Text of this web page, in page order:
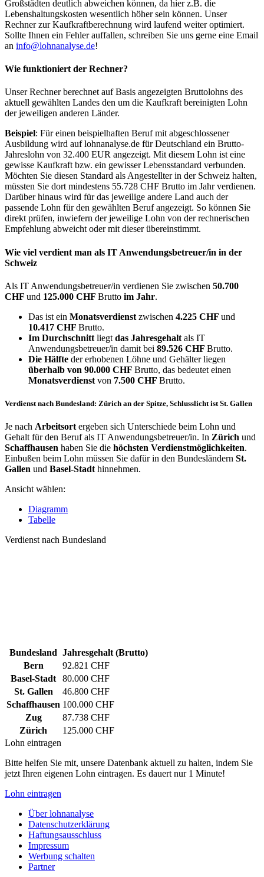
Großstädten deutlich abweichen können, da hier z.B. die
Lebenshaltungskosten wesentlich höher sein können. Unser
Rechner zur Kaufkraftberechnung wird laufend weiter optimiert.
Sollte Ihnen ein Fehler auffallen, schreiben Sie uns gerne eine Email
an info@lohnanalyse.de!
Wie funktioniert der Rechner?
Unser Rechner berechnet auf Basis angezeigten Bruttolohns des
aktuell gewählten Landes den um die Kaufkraft bereinigten Lohn
der jeweiligen anderen Länder.
Beispiel: Für einen beispielhaften Beruf mit abgeschlossener
Ausbildung wird auf lohnanalyse.de für Deutschland ein Brutto-
Jahreslohn von 32.400 EUR angezeigt. Mit diesem Lohn ist eine
gewisse Kaufkraft bzw. ein gewisser Lebensstandard verbunden.
Möchten Sie diesen Standard als Angestellter in der Schweiz halten,
müssten Sie dort mindestens 55.728 CHF Brutto im Jahr verdienen.
Darüber hinaus wird für das jeweilige andere Land auch der
passende Lohn für den gewählten Beruf angezeigt. So können Sie
direkt prüfen, inwiefern der jeweilige Lohn von der rechnerischen
Empfehlung abweicht oder mit dieser übereinstimmt.
Wie viel verdient man als IT Anwendungsbetreuer/in in der
Schweiz
Als IT Anwendungsbetreuer/in verdienen Sie zwischen 50.700
CHF und 125.000 CHF Brutto im Jahr.
Das ist ein Monatsverdienst zwischen 4.225 CHF und
10.417 CHF Brutto.
Im Durchschnitt liegt das Jahresgehalt als IT
Anwendungsbetreuer/in damit bei 89.526 CHF Brutto.
Die Hälfte der erhobenen Löhne und Gehälter liegen
überhalb von 90.000 CHF Brutto, das bedeutet einen
Monatsverdienst von 7.500 CHF Brutto.
Verdienst nach Bundesland: Zürich an der Spitze, Schlusslicht ist St. Gallen
Je nach Arbeitsort ergeben sich Unterschiede beim Lohn und
Gehalt für den Beruf als IT Anwendungsbetreuer/in. In Zürich und
Schaffhausen haben Sie die höchsten Verdienstmöglichkeiten.
Einbußen beim Lohn müssen Sie dafür in den Bundesländern St.
Gallen und Basel-Stadt hinnehmen.
Ansicht wählen:
Diagramm
Tabelle
Verdienst nach Bundesland
Bundesland Jahresgehalt (Brutto)
Bern
92.821 CHF
Basel-Stadt
80.000 CHF
St. Gallen
46.800 CHF
Schaffhausen 100.000 CHF
Zug
87.738 CHF
Zürich
125.000 CHF
Lohn eintragen
Bitte helfen Sie mit, unsere Datenbank aktuell zu halten, indem Sie
jetzt Ihren eigenen Lohn eintragen. Es dauert nur 1 Minute!
Lohn eintragen
Über lohnanalyse
Datenschutzerklärung
Haftungsausschluss
Impressum
Werbung schalten
Partner